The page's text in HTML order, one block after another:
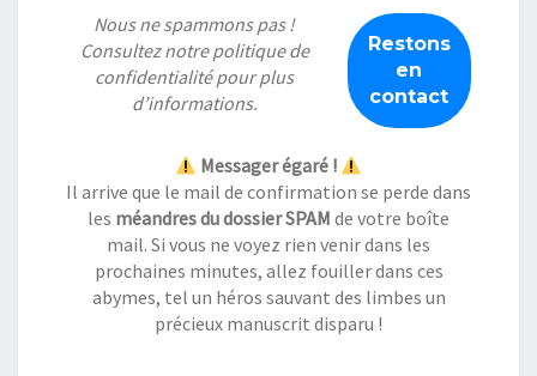
Nous ne spammons pas !
Consultez notrepolitique de
confidentialitépour plus
d’informations.
Messager égaré !
Il arrive que le mail de confirmation se perde dans
les méandres du dossier SPAM de votre boîte
mail. Si vous ne voyez rien venir dans les
prochaines minutes, allez fouiller dans ces
abymes, tel un héros sauvant des limbes un
précieux manuscrit disparu !